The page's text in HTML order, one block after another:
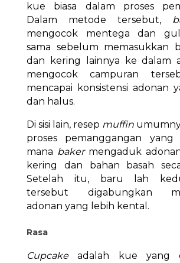
kue biasa dalam proses
Dalam metode tersebut,
mengocok mentega dan
sama sebelum memasukkan
dan kering lainnya ke dalam
mengocok campuran
mencapai konsistensi adonan
dan halus.
Di sisi lain, resep muffin
proses pemanggangan
mana bakermengaduk
kering dan bahan basah
Setelah itu, baru lah
tersebut digabungkan
adonan yang lebih kental.
Rasa
Cupcakeadalah kue yang